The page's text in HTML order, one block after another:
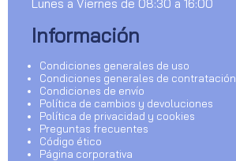
Lunes a Viernes de 08:30 a 16:00
Información
Condiciones generales de uso
Condiciones generales de contratación
Condiciones de envío
Política de cambios y devoluciones
Política de privacidad y cookies
Preguntas frecuentes
Código ético
Página corporativa